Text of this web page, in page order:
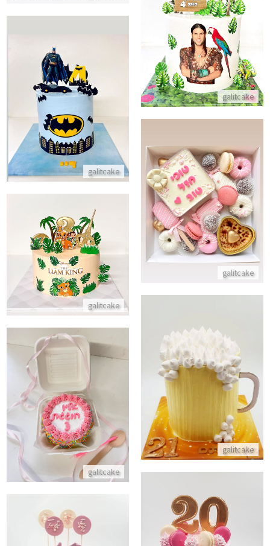
galitcake
עוגה מעוצבת רוב רוי
התקשר/י
galitcake
עוגת גיבורים באטמן
התקשר/י
galitcake
מארז יום הולדת מתוק
התקשר/י
galitcake
חלאקה עוגת מלך האריות
התקשר/י
galitcake
עוגה מעוצבת כוס בירה
galitcake
עוגת בנטו וסוכריות
התקשר/י
עוגת יום הולדת מעוצבת כשרה לפסח